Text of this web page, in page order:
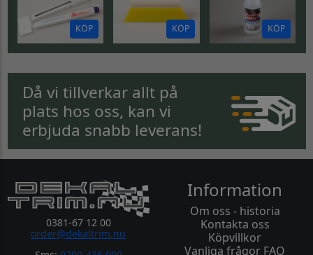
KÖP KÖP KÖP
Då vi tillverkar allt på
plats hos oss, kan vi
erbjuda snabb leverans!
0381-67 12 00
order@dekaltrim.nu
Information
Om oss - historia
Kontakta oss
Köpvillkor
Vanliga frågor FAQ